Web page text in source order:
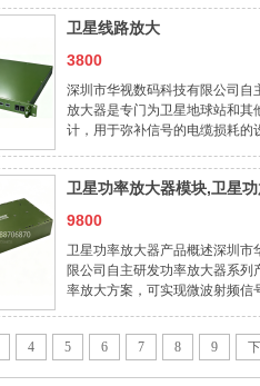
speciallyoverlong-
卫星线路放大
器
3800
深圳市华视数码科技有限公司自
放大器是专门为卫星地球站和其
计，用于弥补信号的电缆损耗的
泛应用于卫星通信、遥感探测、
兼容、航天测控、广播电视、应
卫星功率放大器模块,卫星
星功放模块,PA
9800
卫星功率放大器产品概述深圳市
限公司自主研发功率放大器系列
率放大方案，可实现微波射频信
件，关键部件采用先进的微组装
4 5 6 7 8 9